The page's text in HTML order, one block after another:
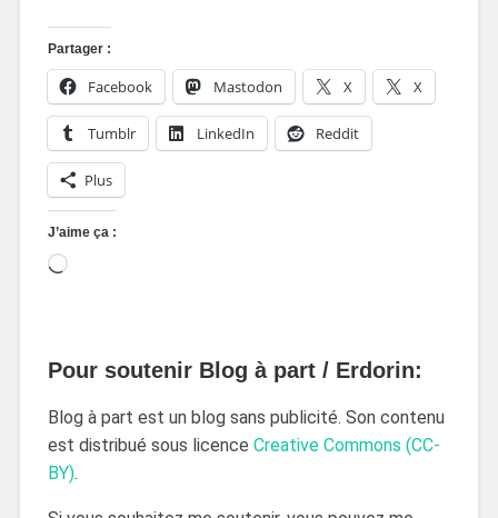
Partager :
Facebook Mastodon X X
Tumblr LinkedIn Reddit
Plus
J’aime ça :
Pour soutenir Blog à part / Erdorin:
Blog à part est un blog sans publicité. Son contenu
est distribué sous licence Creative Commons (CC-
BY).